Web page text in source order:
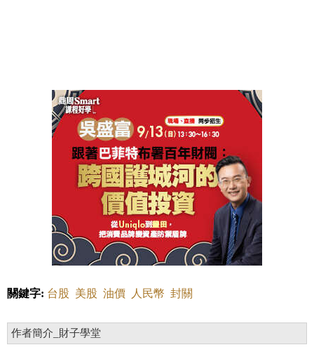
關鍵字: 台股 美股 油價 人民幣 封關
作者簡介_財子學堂